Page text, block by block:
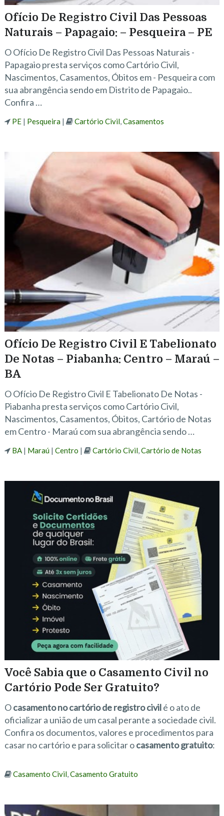
Ofício De Registro Civil Das Pessoas
Naturais – Papagaio: – Pesqueira – PE
O Ofício De Registro Civil Das Pessoas Naturais -
Papagaio presta serviços como Cartório Civil,
Nascimentos, Casamentos, Óbitos em - Pesqueira com
sua abrangência sendo em Distrito de Papagaio..
Confira …
PE| Pesqueira| Cartório Civil,Casamentos
Ofício De Registro Civil E Tabelionato
De Notas – Piabanha: Centro – Maraú –
BA
O Ofício De Registro Civil E Tabelionato De Notas -
Piabanha presta serviços como Cartório Civil,
Nascimentos, Casamentos, Óbitos, Cartório de Notas
em Centro - Maraú com sua abrangência sendo …
BA| Maraú| Centro | Cartório Civil,Cartório de Notas
Você Sabia que o Casamento Civil no
Cartório Pode Ser Gratuito?
Ocasamento no cartório de registro civilé o ato de
oficializar a união de um casal perante a sociedade civil.
Confira os documentos, valores e procedimentos para
casar no cartório e para solicitar ocasamento gratuito:
Casamento Civil,Casamento Gratuito